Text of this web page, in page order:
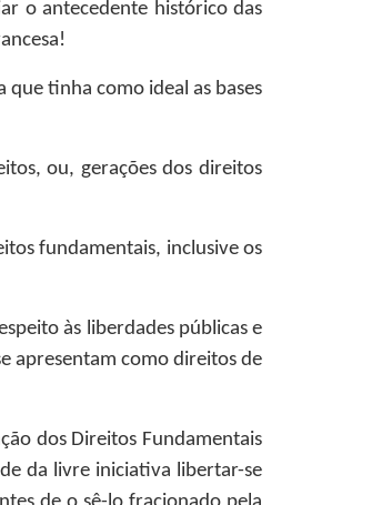
o antecedente histórico das
que tinha como ideal as bases
ou, gerações dos direitos
fundamentais, inclusive os
às liberdades públicas e
apresentam como direitos de
dos Direitos Fundamentais
da livre iniciativa libertar-se